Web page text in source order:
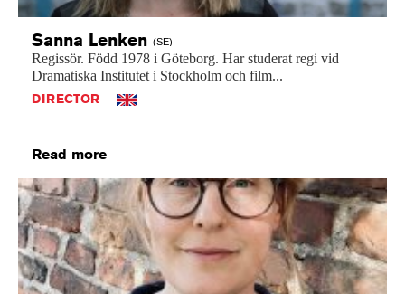
Sanna Lenken (SE)
Regissör. Född 1978 i Göteborg. Har studerat regi vid
Dramatiska Institutet i Stockholm och film...
DIRECTOR
Read more